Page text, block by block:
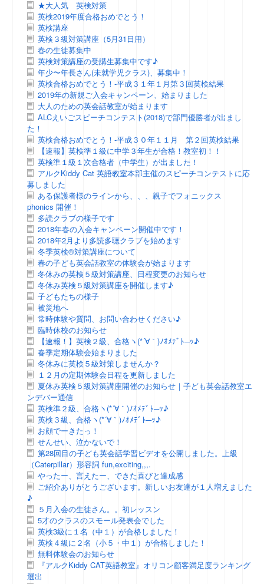
★大人気 英検対策
英検2019年度合格おめでとう！
英検講座
英検３級対策講座（5月31日用）
春の生徒募集中
英検対策講座の受講生募集中です♪
年少〜年長さん(未就学児クラス)、募集中！
英検合格おめでとう！-平成３１年１月第３回英検結果
2019年の新規ご入会キャンペーン、始まりました
大人のための英会話教室が始まります
ALCえいごスピーチコンテスト(2018)で部門優勝者が出まし
た！
英検合格おめでとう！-平成３０年１１月 第２回英検結果
【速報】英検準１級に中学３年生が合格！教室初！！
英検準１級１次合格者（中学生）が出ました！
アルクKiddy Cat 英語教室本部主催のスピーチコンテストに応
募しました
ある保護者様のラインから、、、親子でフォニックス
phonics 開催！
多読クラブの様子です
2018年春の入会キャンペーン開催中です！
2018年2月より多読多聴クラブを始めます
冬季英検®対策講座について
春の子ども英会話教室の体験会が始まります
冬休みの英検５級対策講座、日程変更のお知らせ
冬休み英検５級対策講座を開催します♪
子どもたちの様子
被災地へ
常時体験や質問、お問い合わせください♪
臨時休校のお知らせ
【速報！】英検２級、合格ヽ(*´∀｀)ﾉｵﾒﾃﾞﾄ─ｯ♪
春季定期体験会始まりました
冬休みに英検５級対策しませんか？
１２月の定期体験会日程を更新しました
夏休み英検５級対策講座開催のお知らせ｜子ども英会話教室エ
ンデバー通信
英検準２級、合格ヽ(*´∀｀)ﾉｵﾒﾃﾞﾄ─ｯ♪
英検３級、合格ヽ(*´∀｀)ﾉｵﾒﾃﾞﾄ─ｯ♪
お顔でーきたっ！
せんせい、泣かないで！
第28回目の子ども英会話学習ビデオを公開しました。上級
（Caterpillar）形容詞 fun,exciting,,,.
やったー、言えたー、できた喜びと達成感
ご紹介ありがとうございます。新しいお友達が１人増えました
♪
５月入会の生徒さん。。初レッスン
5才のクラスのスモール発表会でした
英検3級に１名（中１）が合格しました！
英検４級に２名（小５・中１）が合格しました！
無料体験会のお知らせ
『アルクKiddy CAT英語教室』オリコン顧客満足度ランキング
選出